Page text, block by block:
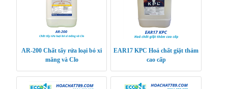
AR-200 Chất tẩy rửa loại bỏ xi
măng và Clo
EAR17 KPC Hoá chất giặt thảm
cao cấp